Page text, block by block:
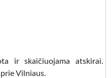
ir skaičiuojama atskirai.
Vilniaus.